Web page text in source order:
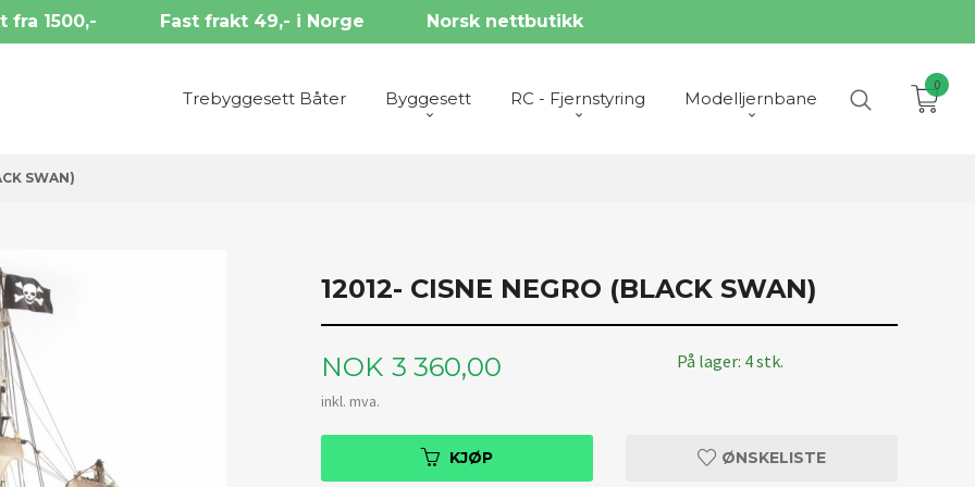
fra 1500,- Fast frakt 49,- i Norge Norsk nettbutikk
Trebyggesett Båter Byggesett RC - Fjernstyring Modelljernbane
0
SWAN)
12012- CISNE NEGRO (BLACK SWAN)
Pris
NOK 3 360,00
inkl. mva.
På lager: 4 stk.
KJØP ØNSKELISTE